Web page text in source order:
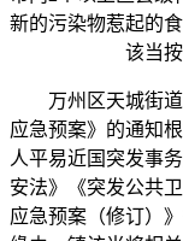
新的污染物惹起的
该当
万州区天城街道
应急预案》的通知
人平易近国突发事
安法》《突发公共
应急预案（修订）